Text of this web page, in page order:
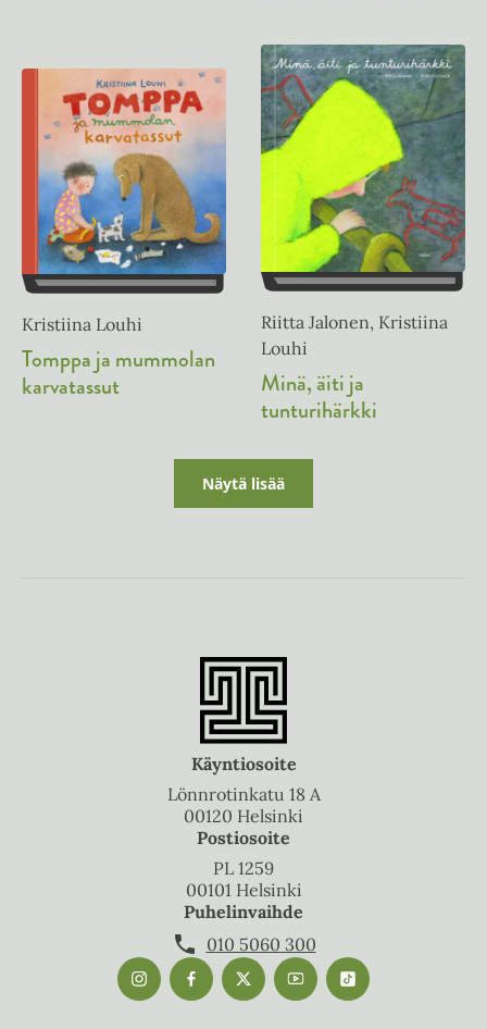
Kristiina Louhi
Tomppa ja mummolan
karvatassut
Riitta Jalonen, Kristiina
Louhi
Minä, äiti ja
tunturihärkki
Näytä lisää
Käyntiosoite
Lönnrotinkatu 18 A
00120 Helsinki
Postiosoite
PL 1259
00101 Helsinki
Puhelinvaihde
010 5060 300